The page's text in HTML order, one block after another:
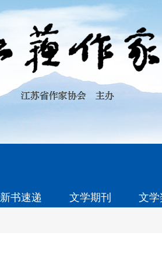
新书速递 文学期刊 文